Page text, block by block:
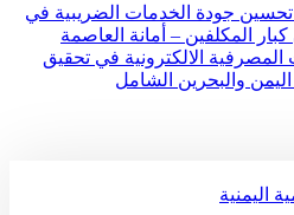
جودة الخدمات الضريبية في
المكلفين – أمانة العاصمة
الالكترونية في تحقيق
والبحرين الشامل
اليمنية